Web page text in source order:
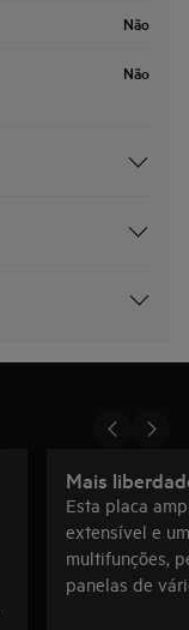
Não
Não
Mais
Esta placa
extensível e
multifunções,
panelas de